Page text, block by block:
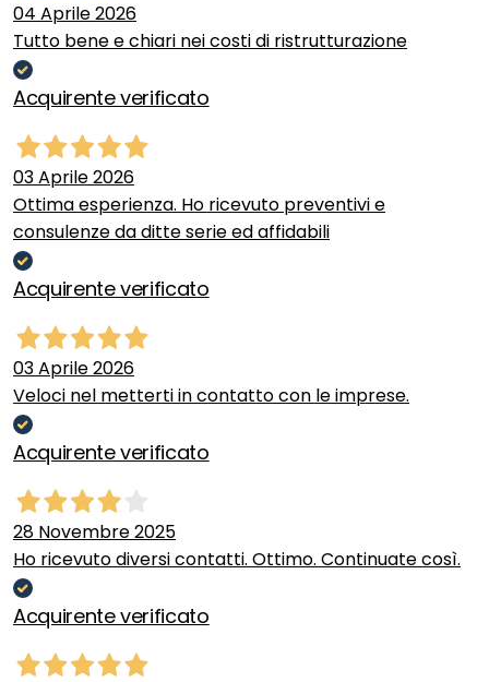
04 Aprile 2026
Tutto bene e chiari nei costi di ristrutturazione
Acquirente verificato
03 Aprile 2026
Ottima esperienza. Ho ricevuto preventivi e
consulenze da ditte serie ed affidabili
Acquirente verificato
03 Aprile 2026
Veloci nel metterti in contatto con le imprese.
Acquirente verificato
28 Novembre 2025
Ho ricevuto diversi contatti. Ottimo. Continuate così.
Acquirente verificato